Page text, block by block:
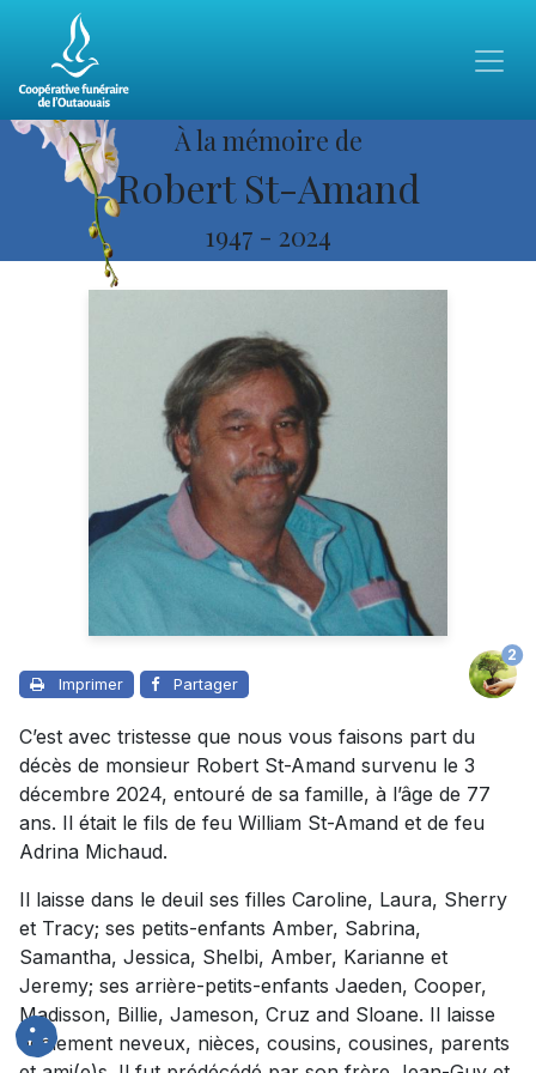
À la mémoire de
Robert St-Amand
1947 - 2024
Imprimer Partager
2
C’est avec tristesse que nous vous faisons part du
décès de monsieur Robert St-Amand survenu le 3
décembre 2024, entouré de sa famille, à l’âge de 77
ans. Il était le fils de feu William St-Amand et de feu
Adrina Michaud.
Il laisse dans le deuil ses filles Caroline, Laura, Sherry
et Tracy; ses petits-enfants Amber, Sabrina,
Samantha, Jessica, Shelbi, Amber, Karianne et
Jeremy; ses arrière-petits-enfants Jaeden, Cooper,
Madisson, Billie, Jameson, Cruz and Sloane. Il laisse
également neveux, nièces, cousins, cousines, parents